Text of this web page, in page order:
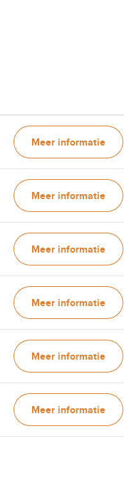
Meer informatie
Meer informatie
Meer informatie
Meer informatie
Meer informatie
Meer informatie